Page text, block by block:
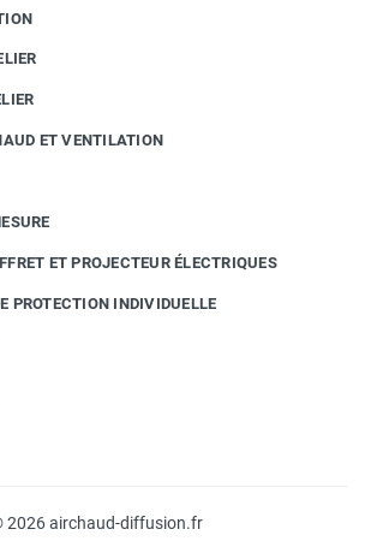
ET VENTILATION
ET PROJECTEUR ÉLECTRIQUES
PROTECTION INDIVIDUELLE
2026 airchaud-diffusion.fr